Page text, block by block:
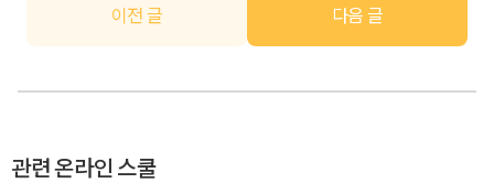
이전 글 다음 글
관련 온라인 스쿨